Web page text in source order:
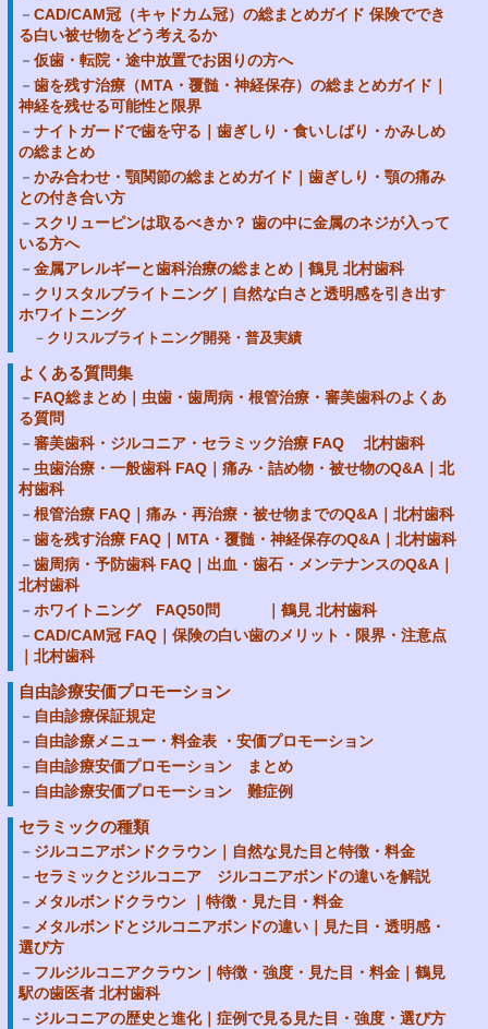
CAD/CAM冠（キャドカム冠）の総まとめガイド 保険ででき
る白い被せ物をどう考えるか
仮歯・転院・途中放置でお困りの方へ
歯を残す治療（MTA・覆髄・神経保存）の総まとめガイド｜
神経を残せる可能性と限界
ナイトガードで歯を守る｜歯ぎしり・食いしばり・かみしめ
の総まとめ
かみ合わせ・顎関節の総まとめガイド｜歯ぎしり・顎の痛み
との付き合い方
スクリューピンは取るべきか？ 歯の中に金属のネジが入って
いる方へ
金属アレルギーと歯科治療の総まとめ｜鶴見 北村歯科
クリスタルブライトニング｜自然な白さと透明感を引き出す
ホワイトニング
クリスルブライトニング開発・普及実績
よくある質問集
FAQ総まとめ｜虫歯・歯周病・根管治療・審美歯科のよくあ
る質問
審美歯科・ジルコニア・セラミック治療 FAQ 北村歯科
虫歯治療・一般歯科 FAQ｜痛み・詰め物・被せ物のQ&A｜北
村歯科
根管治療 FAQ｜痛み・再治療・被せ物までのQ&A｜北村歯科
歯を残す治療 FAQ｜MTA・覆髄・神経保存のQ&A｜北村歯科
歯周病・予防歯科 FAQ｜出血・歯石・メンテナンスのQ&A｜
北村歯科
ホワイトニング FAQ50問 ｜鶴見 北村歯科
CAD/CAM冠 FAQ｜保険の白い歯のメリット・限界・注意点
｜北村歯科
自由診療安価プロモーション
自由診療保証規定
自由診療メニュー・料金表 ・安価プロモーション
自由診療安価プロモーション まとめ
自由診療安価プロモーション 難症例
セラミックの種類
ジルコニアボンドクラウン｜自然な見た目と特徴・料金
セラミックとジルコニア ジルコニアボンドの違いを解説
メタルボンドクラウン ｜特徴・見た目・料金
メタルボンドとジルコニアボンドの違い｜見た目・透明感・
選び方
フルジルコニアクラウン｜特徴・強度・見た目・料金｜鶴見
駅の歯医者 北村歯科
ジルコニアの歴史と進化｜症例で見る見た目・強度・選び方